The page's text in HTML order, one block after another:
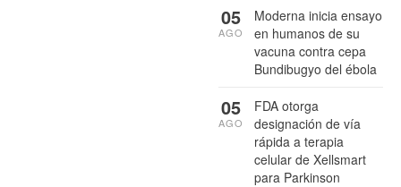
Moderna inicia ensayo
en humanos de su
vacuna contra cepa
Bundibugyo del ébola
05
AGO
FDA otorga
designación de vía
rápida a terapia
celular de Xellsmart
para Parkinson
05
AGO